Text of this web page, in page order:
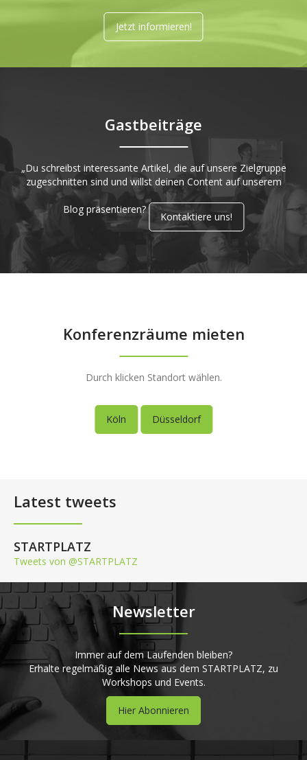
Jetzt informieren!
Gastbeiträge
„Du schreibst interessante Artikel, die auf unsere Zielgruppe
zugeschnitten sind und willst deinen Content auf unserem
Blog präsentieren?
Kontaktiere uns!
Konferenzräume mieten
Durch klicken Standort wählen.
Köln Düsseldorf
Latest tweets
STARTPLATZ
Tweets von @STARTPLATZ
Newsletter
Immer auf dem Laufenden bleiben?
Erhalte regelmäßig alle News aus dem STARTPLATZ, zu
Workshops und Events.
Hier Abonnieren